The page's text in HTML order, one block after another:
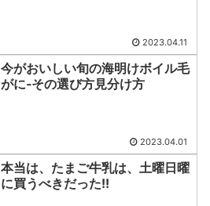
2023.04.11
今がおいしい旬の海明けボイル毛
がに‐その選び方見分け方
2023.04.01
本当は、たまご牛乳は、土曜日曜
に買うべきだった!!